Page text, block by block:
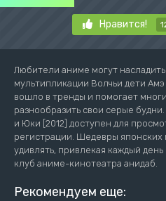
Нравится!
Любители аниме могут
мультипликации Волчьи дети
вошло в тренды и помогает
разнообразить свои серые
и Юки [2012] доступен для
регистрации. Шедевры японских
удивлять, привлекая каждый
клуб аниме-кинотеатра анидаб.
Рекомендуем еще: